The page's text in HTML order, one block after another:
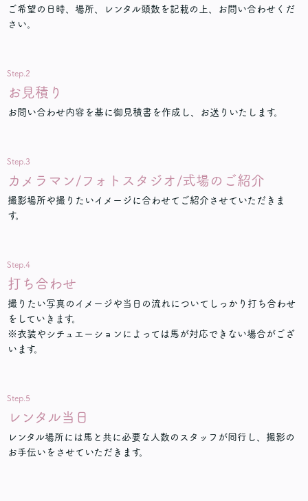
ご希望の日時、場所、レンタル頭数を記載の上、お問い合わせくだ
さい。
Step.2
お見積り
お問い合わせ内容を基に御見積書を作成し、お送りいたします。
Step.3
カメラマン/フォトスタジオ/式場のご紹介
撮影場所や撮りたいイメージに合わせてご紹介させていただきま
す。
Step.4
打ち合わせ
撮りたい写真のイメージや当日の流れについてしっかり打ち合わせ
をしていきます。
※衣装やシチュエーションによっては馬が対応できない場合がござ
います。
Step.5
レンタル当日
レンタル場所には馬と共に必要な人数のスタッフが同行し、撮影の
お手伝いをさせていただきます。